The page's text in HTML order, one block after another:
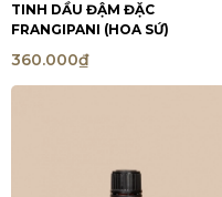
TINH DẦU ĐẬM ĐẶC
FRANGIPANI (HOA SỨ)
360.000₫